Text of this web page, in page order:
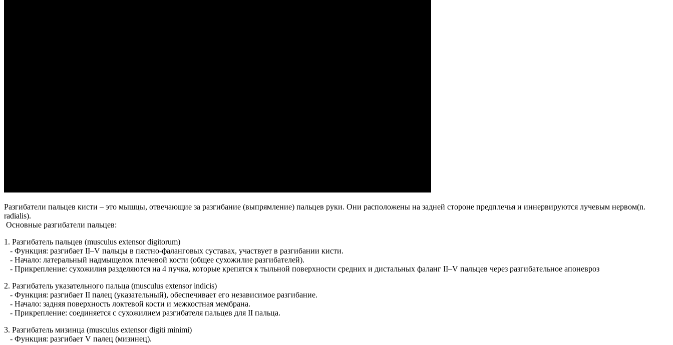
Разгибатели пальцев кисти – это мышцы, отвечающие за разгибание (выпрямление) пальцев руки. Они расположены на задней стороне предплечья и иннервируются лучевым нервом(n.
radialis).
Основные разгибатели пальцев:
1. Разгибатель пальцев (musculus extensor digitorum)
- Функция: разгибает II–V пальцы в пястно-фаланговых суставах, участвует в разгибании кисти.
- Начало: латеральный надмыщелок плечевой кости (общее сухожилие разгибателей).
- Прикрепление: сухожилия разделяются на 4 пучка, которые крепятся к тыльной поверхности средних и дистальных фаланг II–V пальцев через разгибательное апоневроз
2. Разгибатель указательного пальца (musculus extensor indicis)
- Функция: разгибает II палец (указательный), обеспечивает его независимое разгибание.
- Начало: задняя поверхность локтевой кости и межкостная мембрана.
- Прикрепление: соединяется с сухожилием разгибателя пальцев для II пальца.
3. Разгибатель мизинца (musculus extensor digiti minimi)
- Функция: разгибает V палец (мизинец).